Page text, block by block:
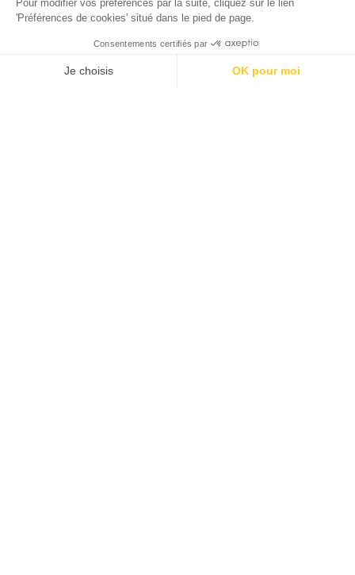
Pour modifier vos préférences par la suite, cliquez sur le lien
'Préférences de cookies' situé dans le pied de page.
Consentements certifiés par
Je choisis OK pour moi
INSCRIPTION
NEWSLETTER